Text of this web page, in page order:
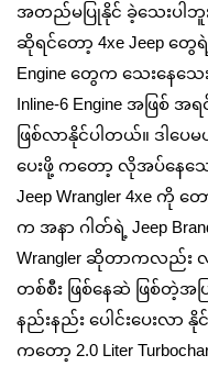
အတည်မပြုနိုင် ခဲ့သေးပ
ဆိုရင်တော့ 4xe Jeep တွေရဲ့
Engine တွေက သေးနေသေ
Inline-6 Engine အဖြစ်
ဖြစ်လာနိုင်ပါတယ်။ ဒါ
ပေးဖို့ ကတော့ လိုအပ်နေသေ
Jeep Wrangler 4xe
က အနာ ဂါတ်ရဲ့ Jeep
Wrangler ဆိုတာကလည်း
တစ်စီး ဖြစ်နေဆဲ ဖြစ်တဲ့အ
နည်းနည်း ပေါင်းပေးလာ
ကတော့ 2.0 Liter